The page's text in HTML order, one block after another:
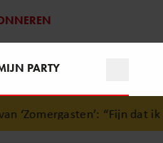
PARTY
“Fijn dat ik